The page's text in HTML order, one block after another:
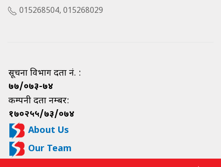
015268504, 015268029
सूचना विभाग दर्ता नं. :
७७/०७३-७४
कम्पनी दर्ता नम्बर:
१७०२५५/७३/०७४
About Us
Our Team